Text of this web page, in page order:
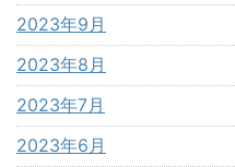
2023年9月
2023年8月
2023年7月
2023年6月